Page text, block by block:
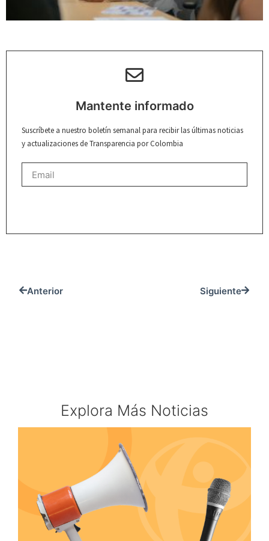
Mantente informado
Suscríbete a nuestro boletín semanal para recibir las últimas noticias
y actualizaciones de Transparencia por Colombia
Anterior Siguiente
Explora Más Noticias